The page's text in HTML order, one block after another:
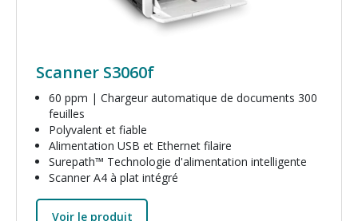
Scanner S3060f
60 ppm | Chargeur automatique de documents 300
feuilles
Polyvalent et fiable
Alimentation USB et Ethernet filaire
Surepath™ Technologie d'alimentation intelligente
Scanner A4 à plat intégré
Voir le produit